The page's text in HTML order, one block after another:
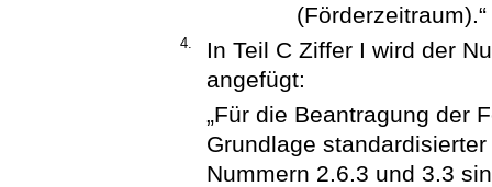
(Förderzeitraum).“
4.
In Teil C Ziffer I wird der
angefügt:
„Für die Beantragung der
Grundlage
Nummern 2.6.3 und 3.3